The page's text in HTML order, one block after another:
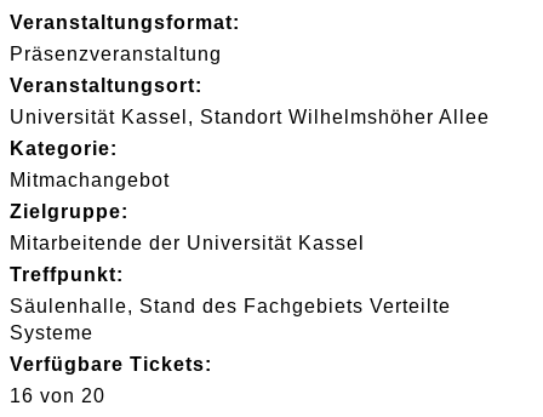
Veranstaltungsformat:
Präsenzveranstaltung
Veranstaltungsort:
Universität Kassel, Standort Wilhelmshöher Allee
Kategorie:
Mitmachangebot
Zielgruppe:
Mitarbeitende der Universität Kassel
Treffpunkt:
Säulenhalle, Stand des Fachgebiets Verteilte
Systeme
Verfügbare Tickets:
16 von 20